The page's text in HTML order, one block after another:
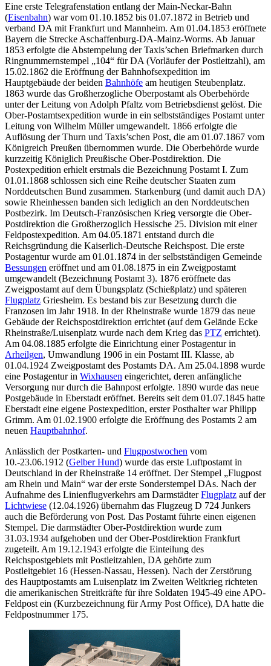
Eine erste Telegrafenstation entlang der Main-Neckar-Bahn
(Eisenbahn) war vom 01.10.1852 bis 01.07.1872 in Betrieb und
verband DA mit Frankfurt und Mannheim. Am 01.04.1853 eröffnete
Bayern die Strecke Aschaffenburg-DA-Mainz-Worms. Ab Januar
1853 erfolgte die Abstempelung der Taxis’schen Briefmarken durch
Ringnummernstempel „104“ für DA (Vorläufer der Postleitzahl), am
15.02.1862 die Eröffnung der Bahnhofsexpedition im
Hauptgebäude der beiden Bahnhöfe am heutigen Steubenplatz.
1863 wurde das Großherzogliche Oberpostamt als Oberbehörde
unter der Leitung von Adolph Pfaltz vom Betriebsdienst gelöst. Die
Ober-Postamtsexpedition wurde in ein selbstständiges Postamt unter
Leitung von Wilhelm Müller umgewandelt. 1866 erfolgte die
Auflösung der Thurn und Taxis’schen Post, die am 01.07.1867 vom
Königreich Preußen übernommen wurde. Die Oberbehörde wurde
kurzzeitig Königlich Preußische Ober-Postdirektion. Die
Postexpedition erhielt erstmals die Bezeichnung Postamt I. Zum
01.01.1868 schlossen sich eine Reihe deutscher Staaten zum
Norddeutschen Bund zusammen. Starkenburg (und damit auch DA)
sowie Rheinhessen banden sich lediglich an den Norddeutschen
Postbezirk. Im Deutsch-Französischen Krieg versorgte die Ober-
Postdirektion die Großherzoglich Hessische 25. Division mit einer
Feldpostexpedition. Am 04.05.1871 entstand durch die
Reichsgründung die Kaiserlich-Deutsche Reichspost. Die erste
Postagentur wurde am 01.01.1874 in der selbstständigen Gemeinde
Bessungen eröffnet und am 01.08.1875 in ein Zweigpostamt
umgewandelt (Bezeichnung Postamt 3). 1876 eröffnete das
Zweigpostamt auf dem Übungsplatz (Schießplatz) und späteren
Flugplatz Griesheim. Es bestand bis zur Besetzung durch die
Franzosen im Jahr 1918. In der Rheinstraße wurde 1879 das neue
Gebäude der Reichspostdirektion errichtet (auf dem Gelände Ecke
Rheinstraße/Luisenplatz wurde nach dem Krieg das PTZ errichtet).
Am 04.08.1885 erfolgte die Einrichtung einer Postagentur in
Arheilgen, Umwandlung 1906 in ein Postamt III. Klasse, ab
01.04.1924 Zweigpostamt des Postamts DA. Am 25.04.1898 wurde
eine Postagentur in Wixhausen eingerichtet, deren anfängliche
Versorgung nur durch die Bahnpost erfolgte. 1890 wurde das neue
Postgebäude in Eberstadt eröffnet. Bereits seit dem 01.07.1845 hatte
Eberstadt eine eigene Postexpedition, erster Posthalter war Philipp
Grimm. Am 01.02.1900 erfolgte die Eröffnung des Postamts 2 am
neuen Hauptbahnhof.
Anlässlich der Postkarten- und Flugpostwochen vom
10.-23.06.1912 (Gelber Hund) wurde das erste Luftpostamt in
Deutschland in der Rheinstraße 14 eröffnet. Der Stempel „Flugpost
am Rhein und Main“ war der erste Sonderstempel DAs. Nach der
Aufnahme des Linienflugverkehrs am DarmstädterFlugplatz auf der
Lichtwiese (12.04.1926) übernahm das Flugzeug D 724 Junkers
auch die Beförderung von Post. Das Postamt führte einen eigenen
Stempel. Die darmstädter Ober-Postdirektion wurde zum
31.03.1934 aufgehoben und der Ober-Postdirektion Frankfurt
zugeteilt. Am 19.12.1943 erfolgte die Einteilung des
Reichspostgebiets mit Postleitzahlen, DA gehörte zum
Postleitgebiet 16 (Hessen-Nassau, Hessen). Nach der Zerstörung
des Hauptpostamts am Luisenplatz im Zweiten Weltkrieg richteten
die amerikanischen Streitkräfte für ihre Soldaten 1945-49 eine APO-
Feldpost ein (Kurzbezeichnung für Army Post Office), DA hatte die
Feldpostnummer 175.